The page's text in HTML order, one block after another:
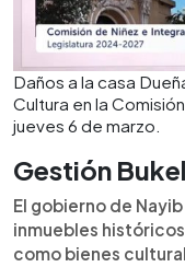
Daños a la casa
Cultura en la
jueves 6 de marzo.
Gestión
El gobierno de
inmuebles
como bienes